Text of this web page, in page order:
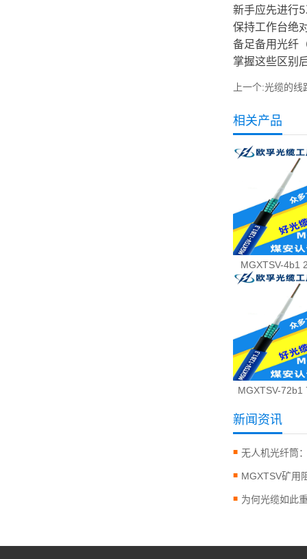
新手应先进行
保持工作台绝
备足备用光纤
掌握这些区别
上一个:光缆的线
相关产品
MGXTSV-4b1
MGXTSV-72b1
新闻资讯
为何光缆如此